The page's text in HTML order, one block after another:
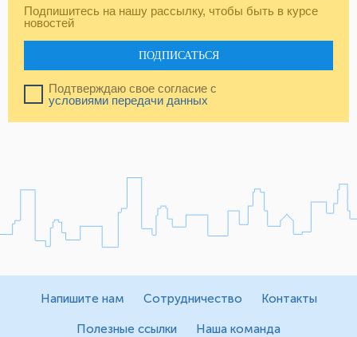
Подпишитесь на нашу рассылку, чтобы быть в курсе
новостей
ПОДПИСАТЬСЯ
Подтверждаю свое согласие с
условиями передачи данных
Напишите нам Сотрудничество Контакты
Полезные ссылки Наша команда